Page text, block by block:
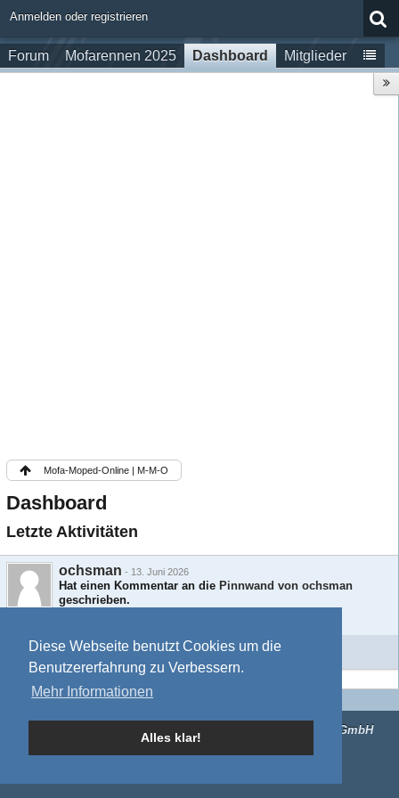
Diese Webseite benutzt Cookies um die
Benutzererfahrung zu Verbessern.
Mehr Informationen
Alles klar!
Anmelden oder registrieren
Forum Mofarennen 2025 Dashboard Mitglieder
Mofa-Moped-Online | M-M-O
Dashboard
Letzte Aktivitäten
ochsman - 13. Juni 2026
Hat einen Kommentar an die Pinnwand von ochsman
geschrieben.
Weitere Aktivitäten
Impressum Mitgliederkarte
Burning Board® , entwickelt von WoltLab® GmbH